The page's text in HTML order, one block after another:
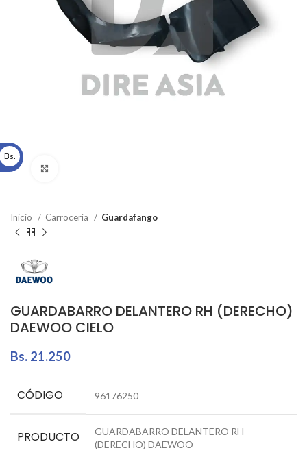
Inicio Carrocería Guardafango
GUARDABARRO DELANTERO RH (DERECHO)
DAEWOO CIELO
Bs. 21.250
CÓDIGO 96176250
PRODUCTO
GUARDABARRO DELANTERO RH
(DERECHO) DAEWOO
Bs.